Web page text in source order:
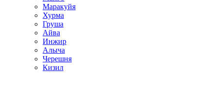
Маракуйя
Хурма
Груша
Айва
Инжир
Алыча
Черешня
Кизил